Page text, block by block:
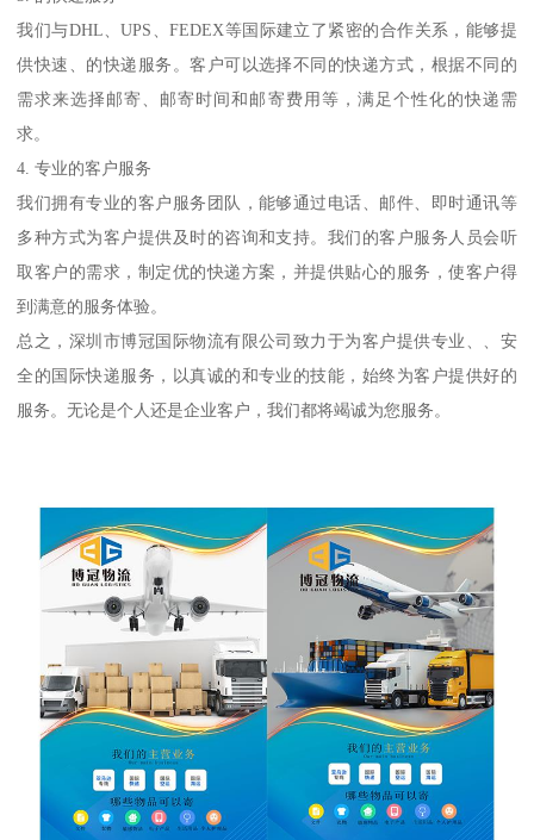
我们与DHL、UPS、FEDEX等国际建立了紧密的合作关系，能够提
供快速、的快递服务。客户可以选择不同的快递方式，根据不同的
需求来选择邮寄、邮寄时间和邮寄费用等，满足个性化的快递需
求。
4. 专业的客户服务
我们拥有专业的客户服务团队，能够通过电话、邮件、即时通讯等
多种方式为客户提供及时的咨询和支持。我们的客户服务人员会听
取客户的需求，制定优的快递方案，并提供贴心的服务，使客户得
到满意的服务体验。
总之，深圳市博冠国际物流有限公司致力于为客户提供专业、、安
全的国际快递服务，以真诚的和专业的技能，始终为客户提供好的
服务。无论是个人还是企业客户，我们都将竭诚为您服务。